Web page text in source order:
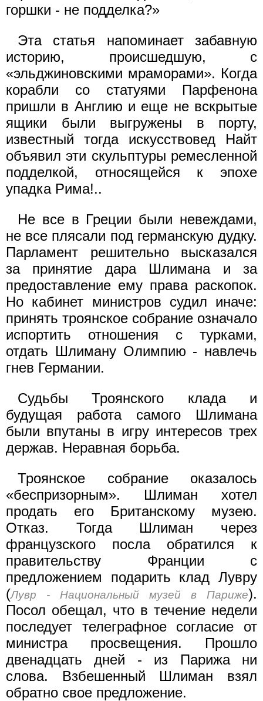
горшки - не подделка?»
Эта статья напоминает забавную
историю, происшедшую, с
«эльджиновскими мраморами». Когда
корабли со статуями Парфенона
пришли в Англию и еще не вскрытые
ящики были выгружены в порту,
известный тогда искусствовед Найт
объявил эти скульптуры ремесленной
подделкой, относящейся к эпохе
упадка Рима!..
Не все в Греции были невеждами,
не все плясали под германскую дудку.
Парламент решительно высказался
за принятие дара Шлимана и за
предоставление ему права раскопок.
Но кабинет министров судил иначе:
принять троянское собрание означало
испортить отношения с турками,
отдать Шлиману Олимпию - навлечь
гнев Германии.
Судьбы Троянского клада и
будущая работа самого Шлимана
были впутаны в игру интересов трех
держав. Неравная борьба.
Троянское собрание оказалось
«беспризорным». Шлиман хотел
продать его Британскому музею.
Отказ. Тогда Шлиман через
французского посла обратился к
правительству Франции с
предложением подарить клад Лувру
(Лувр - Национальный музей в Париже).
Посол обещал, что в течение недели
последует телеграфное согласие от
министра просвещения. Прошло
двенадцать дней - из Парижа ни
слова. Взбешенный Шлиман взял
обратно свое предложение.